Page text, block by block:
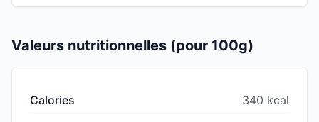
Valeurs nutritionnelles (pour 100g)
Calories 340 kcal